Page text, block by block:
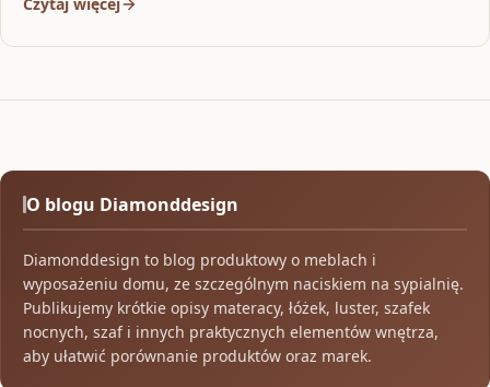
O blogu Diamonddesign
Diamonddesign to blog produktowy o meblach i
wyposażeniu domu, ze szczególnym naciskiem na sypialnię.
Publikujemy krótkie opisy materacy, łóżek, luster, szafek
nocnych, szaf i innych praktycznych elementów wnętrza,
aby ułatwić porównanie produktów oraz marek.